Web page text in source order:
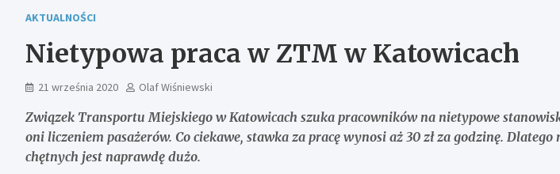
AKTUALNOŚCI
Nietypowa praca w ZTM w Katowicach
21 września 2020 Olaf Wiśniewski
Związek Transportu Miejskiego w Katowicach szuka pracowników na nietypowe
oni liczeniem pasażerów. Co ciekawe, stawka za pracę wynosi aż 30 zł za godzinę. Dlatego
chętnych jest naprawdę dużo.